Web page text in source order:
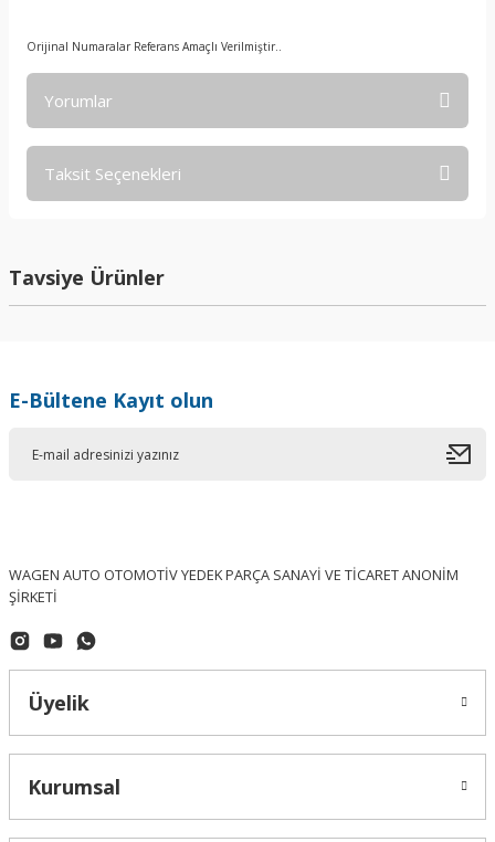
Orijinal Numaralar Referans Amaçlı Verilmiştir..
Yorumlar
NEDEN BEJ RENKLER YOK
Vomar Bilisim | 23/04/2017
Taksit Seçenekleri
Tavsiye Ürünler
OEM (ORJINAL)
E-Bültene Kayıt olun
WAGEN AUTO OTOMOTİV YEDEK PARÇA SANAYİ VE TİCARET ANONİM
ŞİRKETİ
Üyelik
Kurumsal